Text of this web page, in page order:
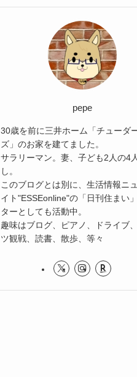
pepe
30歳を前に三井ホーム「チューダ
ズ」のお家を建てました。
サラリーマン。妻、子ども2人の4
し。
このブログとは別に、生活情報ニ
イト"ESSEonline"の「日刊住まい
ターとしても活動中。
趣味はブログ、ピアノ、ドライブ
ツ観戦、読書、散歩、等々